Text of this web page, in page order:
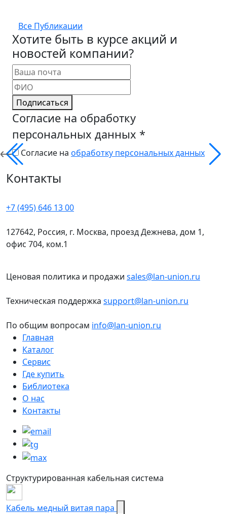
Все Публикации
Хотите быть в курсе акций и
новостей компании?
Подписаться
Согласие на обработку
персональных данных *
Согласие на обработку персональных данных
Контакты
+7 (495) 646 13 00
127642, Россия, г. Москва, проезд Дежнева, дом 1,
офис 704, ком.1
Ценовая политика и продажи sales@lan-union.ru
Техническая поддержка support@lan-union.ru
По общим вопросам info@lan-union.ru
Главная
Каталог
Сервис
Где купить
Библиотека
О нас
Контакты
Структурированная кабельная система
Кабель медный витая пара